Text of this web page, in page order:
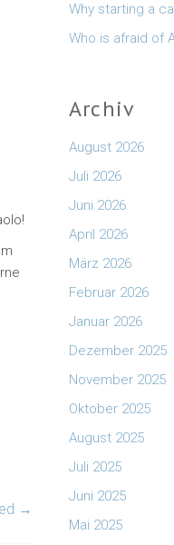
→
Why starting a
Who is afraid of
Archiv
August 2026
Juli 2026
Juni 2026
April 2026
März 2026
Februar 2026
Januar 2026
Dezember 2025
November 2025
Oktober 2025
August 2025
Juli 2025
Juni 2025
Mai 2025